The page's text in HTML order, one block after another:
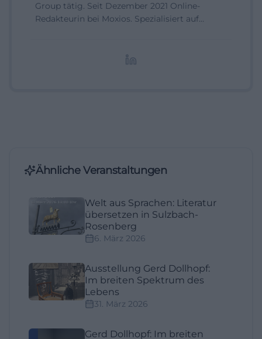
Group tätig. Seit Dezember 2021 Online-
Redakteurin bei Moxios. Spezialisiert auf
Ähnliche Veranstaltungen
Welt aus Sprachen: Literatur
übersetzen in Sulzbach-
Rosenberg
6. März 2026
Ausstellung Gerd Dollhopf:
Im breiten Spektrum des
Lebens
31. März 2026
Gerd Dollhopf: Im breiten